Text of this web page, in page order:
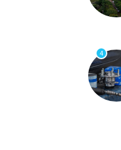
4